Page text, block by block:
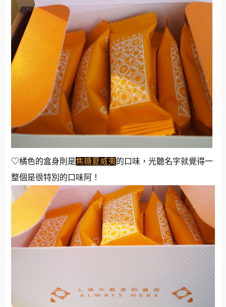
♡橘色的盒身則是焦糖夏威夷的口味，光聽名字就覺得一
整個是很特別的口味阿！